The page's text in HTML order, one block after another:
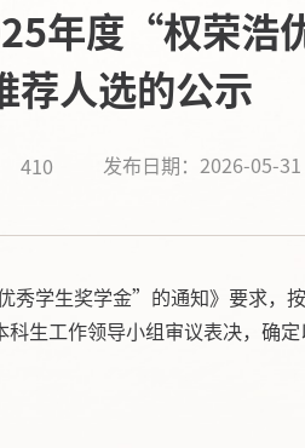
年度“权荣浩
人选的公示
410 发布日期：2026-05-31
学生奖学金”的通知》要求，
生工作领导小组审议表决，确定